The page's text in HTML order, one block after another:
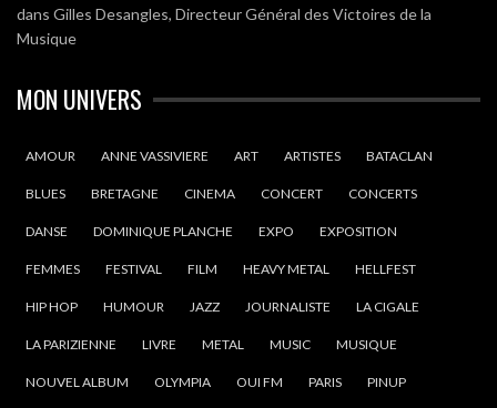
dans Gilles Desangles, Directeur Général des Victoires de la
Musique
MON UNIVERS
AMOUR ANNE VASSIVIERE ART ARTISTES BATACLAN
BLUES BRETAGNE CINEMA CONCERT CONCERTS
DANSE DOMINIQUE PLANCHE EXPO EXPOSITION
FEMMES FESTIVAL FILM HEAVY METAL HELLFEST
HIP HOP HUMOUR JAZZ JOURNALISTE LA CIGALE
LA PARIZIENNE LIVRE METAL MUSIC MUSIQUE
NOUVEL ALBUM OLYMPIA OUI FM PARIS PINUP